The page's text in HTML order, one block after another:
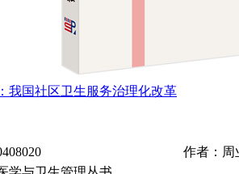
我国社区卫生服务治理化改革
作者：周